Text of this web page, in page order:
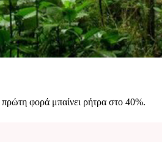
πρώτη φορά μπαίνει ρήτρα στο 40%.